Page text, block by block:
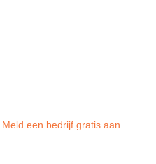
Meld een bedrijf gratis aan